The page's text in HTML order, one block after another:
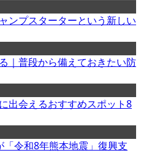
ンプスターターという新しい
｜普段から備えておきたい防
出会えるおすすめスポット8
「令和8年熊本地震」復興支